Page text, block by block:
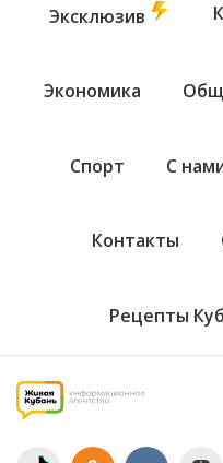
Эксклюзив
Экономика
Спорт С
Контакты
Рецепты